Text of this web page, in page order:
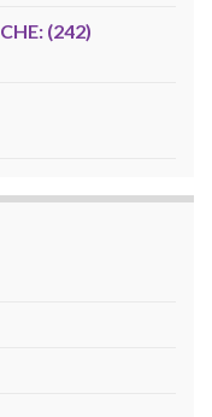
(242)